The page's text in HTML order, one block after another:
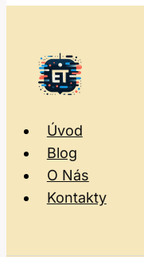
Úvod
Blog
O Nás
Kontakty